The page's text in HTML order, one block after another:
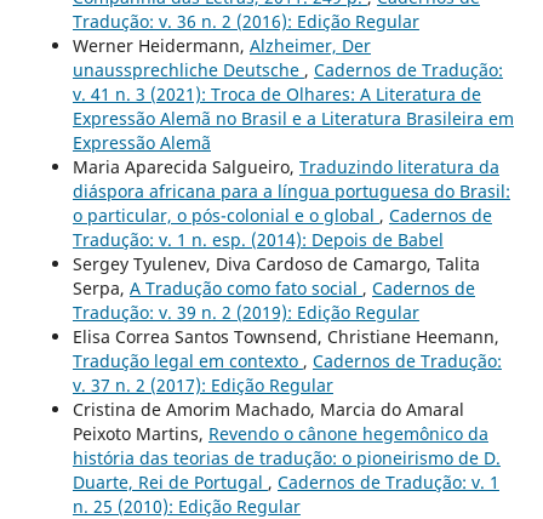
Tradução: v. 36 n. 2 (2016): Edição Regular
Werner Heidermann, Alzheimer, Der
unaussprechliche Deutsche , Cadernos de Tradução:
v. 41 n. 3 (2021): Troca de Olhares: A Literatura de
Expressão Alemã no Brasil e a Literatura Brasileira em
Expressão Alemã
Maria Aparecida Salgueiro, Traduzindo literatura da
diáspora africana para a língua portuguesa do Brasil:
o particular, o pós-colonial e o global , Cadernos de
Tradução: v. 1 n. esp. (2014): Depois de Babel
Sergey Tyulenev, Diva Cardoso de Camargo, Talita
Serpa, A Tradução como fato social , Cadernos de
Tradução: v. 39 n. 2 (2019): Edição Regular
Elisa Correa Santos Townsend, Christiane Heemann,
Tradução legal em contexto , Cadernos de Tradução:
v. 37 n. 2 (2017): Edição Regular
Cristina de Amorim Machado, Marcia do Amaral
Peixoto Martins, Revendo o cânone hegemônico da
história das teorias de tradução: o pioneirismo de D.
Duarte, Rei de Portugal , Cadernos de Tradução: v. 1
n. 25 (2010): Edição Regular